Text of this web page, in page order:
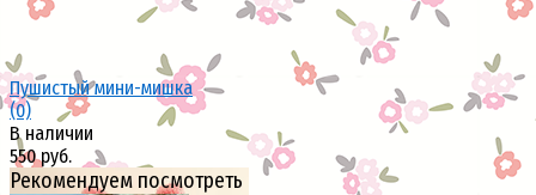
Пушистый мини-мишка
(0)
В наличии
550 руб.
Рекомендуем посмотреть